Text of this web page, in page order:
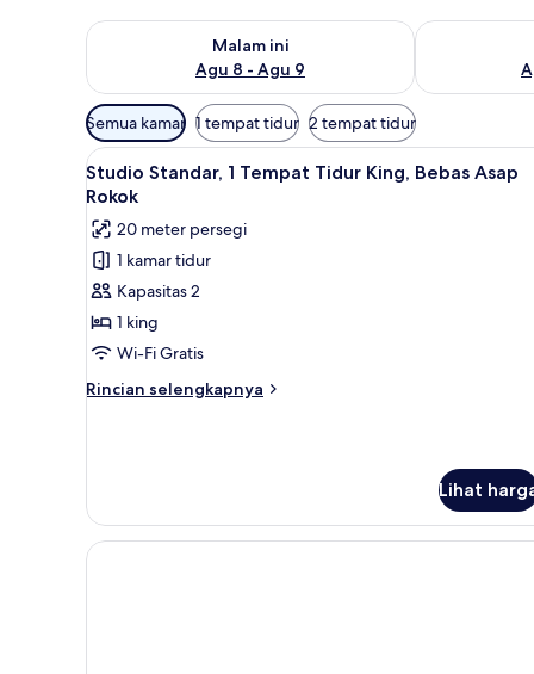
Malam ini
Agu 8 - Agu 9
Periksa ketersediaan untuk malam ini Agu 8 - Agu 9
Periksa
Filter
tersedia
untuk
kamar
Semua kamar 1 tempat tidur 2 tempat tidur
Lihat
semua
foto
untuk
Studio
Standar,
1
Tempat
Tidur
King,
Studio Standar, 1 Tempat
5
Studio Standar, 1 Tempat Tidur King, Bebas Asap
Rokok
20 meter persegi
1 kamar tidur
Kapasitas 2
1 king
Wi-Fi Gratis
Rincian selengkapnya
Rincian
1
Tempat
Tidur
Lihat